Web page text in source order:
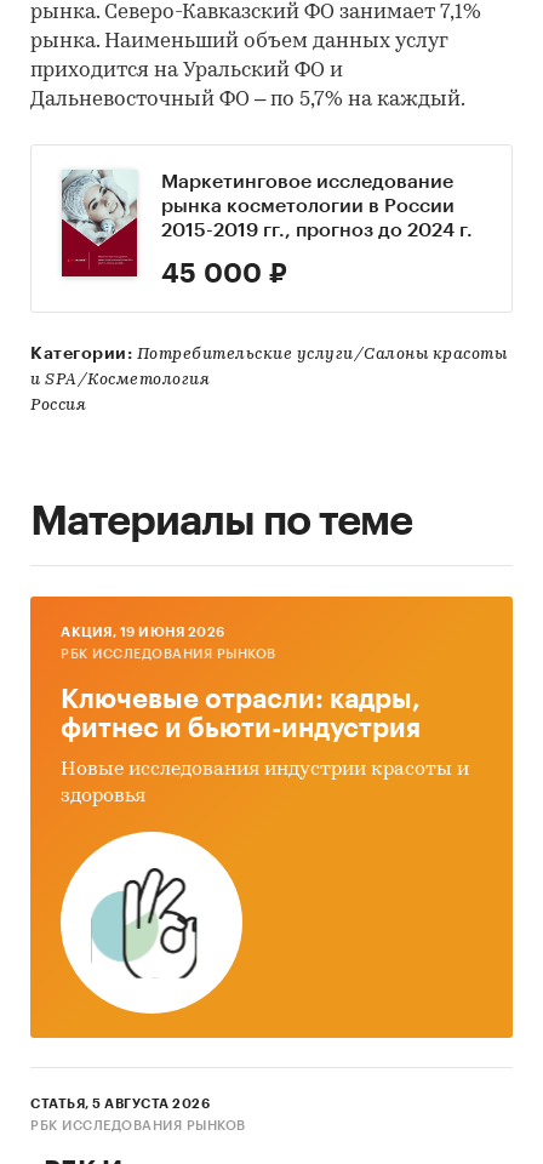
рынка. Северо-Кавказский ФО занимает 7,1%
рынка. Наименьший объем данных услуг
приходится на Уральский ФО и
Дальневосточный ФО – по 5,7% на каждый.
Маркетинговое исследование
рынка косметологии в России
2015-2019 гг., прогноз до 2024 г.
45 000 ₽
Категории: Потребительские услуги/Салоны красоты
и SPA/Косметология
Россия
Материалы по теме
AКЦИЯ, 19 ИЮНЯ 2026
РБК ИССЛЕДОВАНИЯ РЫНКОВ
Ключевые отрасли: кадры,
фитнес и бьюти-индустрия
Новые исследования индустрии красоты и
здоровья
СТАТЬЯ, 5 АВГУСТА 2026
РБК ИССЛЕДОВАНИЯ РЫНКОВ